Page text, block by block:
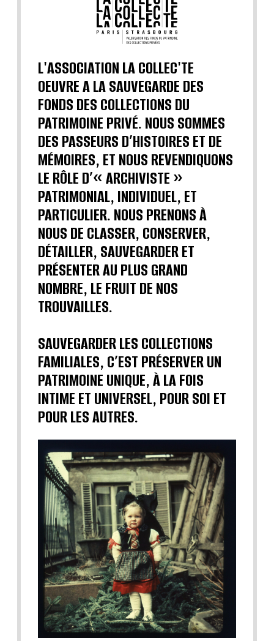
L'ASSOCIATION LA COLLEC'TE
OEUVRE A LA SAUVEGARDE DES
FONDS DES COLLECTIONS DU
PATRIMOINE PRIVÉ. NOUS SOMMES
DES PASSEURS D’HISTOIRES ET DE
MÉMOIRES, ET NOUS REVENDIQUONS
LE RÔLE D’« ARCHIVISTE »
PATRIMONIAL, INDIVIDUEL, ET
PARTICULIER. NOUS PRENONS À
NOUS DE CLASSER, CONSERVER,
DÉTAILLER, SAUVEGARDER ET
PRÉSENTER AU PLUS GRAND
NOMBRE, LE FRUIT DE NOS
TROUVAILLES.
SAUVEGARDER LES COLLECTIONS
FAMILIALES, C’EST PRÉSERVER UN
PATRIMOINE UNIQUE, À LA FOIS
INTIME ET UNIVERSEL, POUR SOI ET
POUR LES AUTRES.